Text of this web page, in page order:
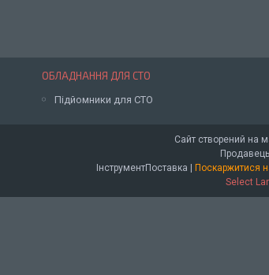
ОБЛАДНАННЯ ДЛЯ СТО
Підйомники для СТО
Сайт створений на
ІнструментПоставка | Поскаржитися
Select